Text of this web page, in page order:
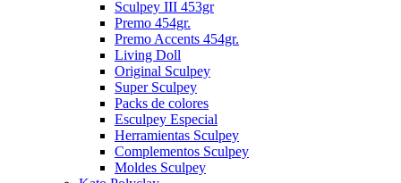
Sculpey III 453gr
Premo 454gr.
Premo Accents 454gr.
Living Doll
Original Sculpey
Super Sculpey
Packs de colores
Esculpey Especial
Herramientas Sculpey
Complementos Sculpey
Moldes Sculpey